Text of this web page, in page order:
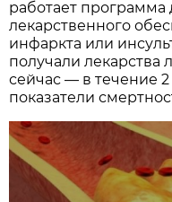
работает программа
лекарственного
инфаркта или
получали лекарства
сейчас — в течение 2
показатели